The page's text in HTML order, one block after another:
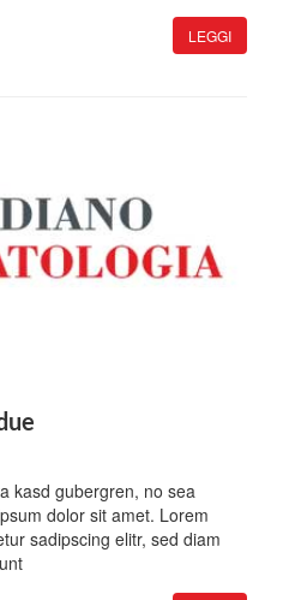
LEGGI
kasd gubergren, no sea
dolor sit amet. Lorem
sadipscing elitr, sed diam